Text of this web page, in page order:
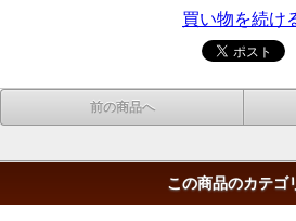
買い物を続け
前の商品へ
この商品のカテゴ